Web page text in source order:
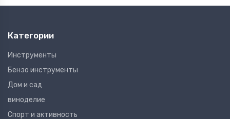
Категории
Инструменты
Бензо инструменты
Дом и сад
виноделие
Спорт и активность